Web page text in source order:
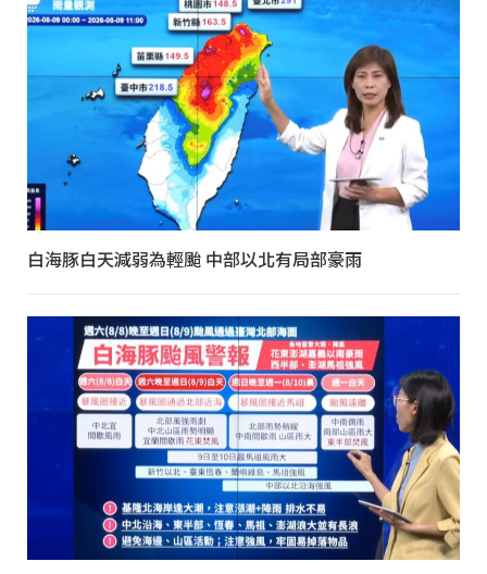
白海豚白天減弱為輕颱 中部以北有局部豪雨